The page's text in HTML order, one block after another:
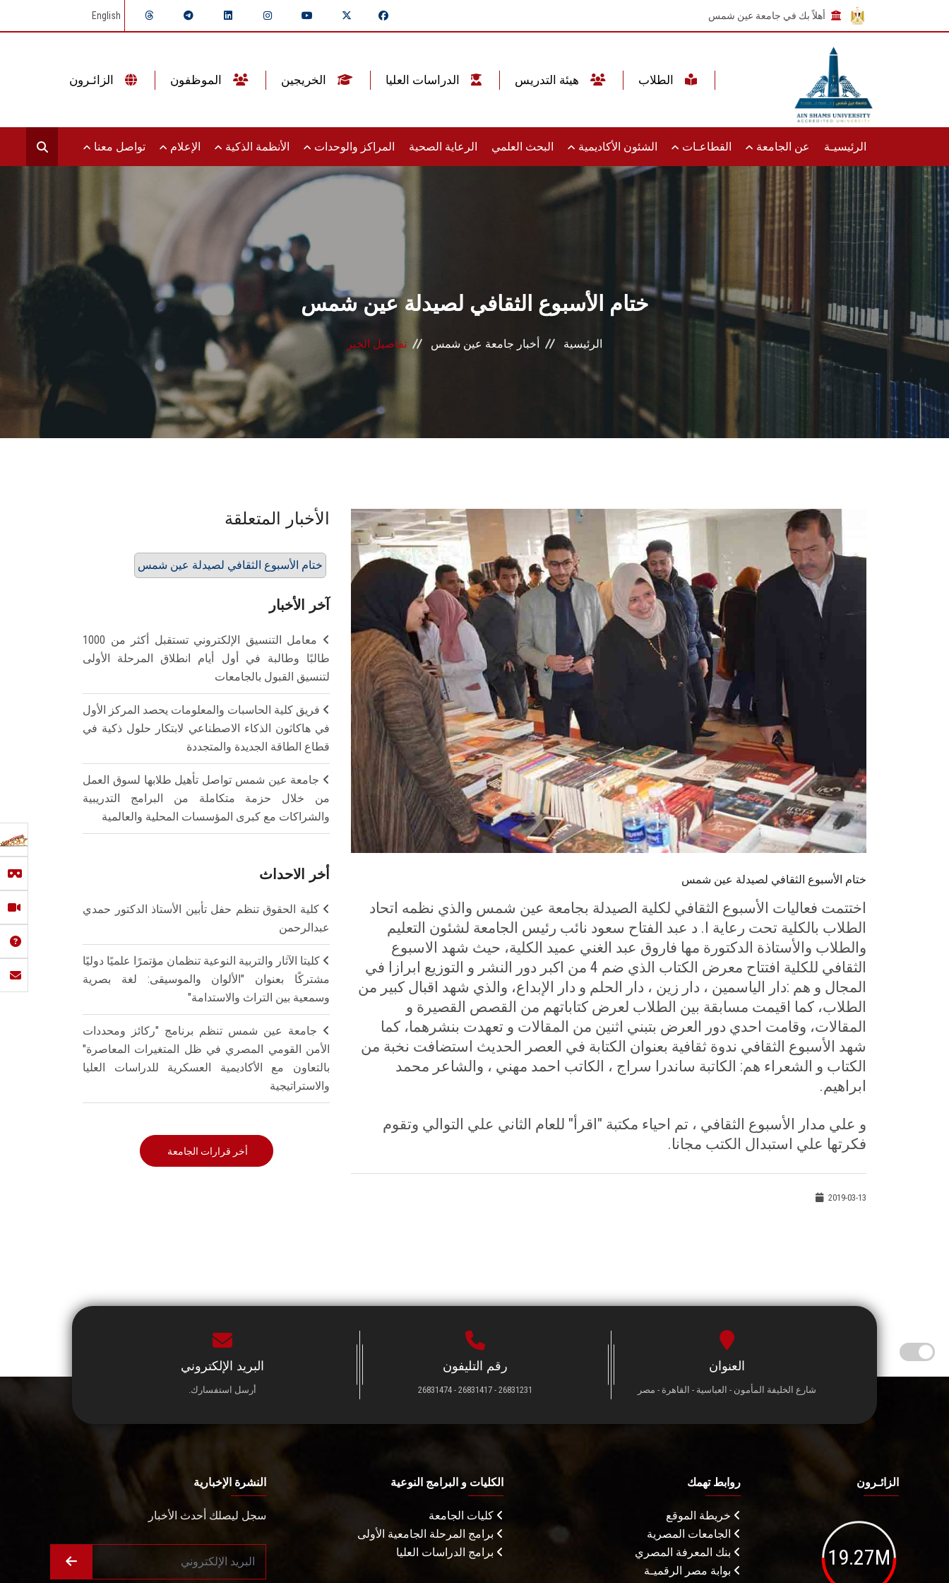
أهلاً بك في جامعة عين شمس English
الرئيسيـة عن الجامعة القطاعـات الشئون الأكاديمية البحث العلمي الرعاية الصحية المراكز والوحدات الأنظمة الذكية الإعلام تواصل معنا
ختام الأسبوع الثقافي لصيدلة عين شمس
الرئيسية أخبار جامعة عين شمس تفاصيل الخبر
ختام الأسبوع الثقافي لصيدلة عين شمس
اختتمت فعاليات الأسبوع الثقافي لكلية الصيدلة بجامعة عين شمس والذي نظمه اتحاد
الطلاب بالكلية تحت رعاية ا. د عبد الفتاح سعود نائب رئيس الجامعة لشئون التعليم
والطلاب والأستاذة الدكتورة مها فاروق عبد الغني عميد الكلية، حيث شهد الاسبوع
الثقافي للكلية افتتاح معرض الكتاب الذي ضم 4 من اكبر دور النشر و التوزيع ابرازا في
المجال و هم :دار الياسمين ، دار زين ، دار الحلم و دار الإبداع، والذي شهد اقبال كبير من
الطلاب، كما اقيمت مسابقة بين الطلاب لعرض كتاباتهم من القصص القصيرة و
المقالات، وقامت احدي دور العرض بتبني اثنين من المقالات و تعهدت بنشرهما، كما
شهد الأسبوع الثقافي ندوة ثقافية بعنوان الكتابة في العصر الحديث استضافت نخبة من
الكتاب و الشعراء هم: الكاتبة ساندرا سراج ، الكاتب احمد مهني ، والشاعر محمد
ابراهيم.
و علي مدار الأسبوع الثقافي ، تم احياء مكتبة "اقرأ" للعام الثاني علي التوالي وتقوم
فكرتها علي استبدال الكتب مجانا.
2019-03-13
الأخبار المتعلقة
ختام الأسبوع الثقافي لصيدلة عين شمس
آخر الأخبار
معامل التنسيق الإلكتروني تستقبل أكثر من 1000
طالبًا وطالبة في أول أيام انطلاق المرحلة الأولى
لتنسيق القبول بالجامعات
فريق كلية الحاسبات والمعلومات يحصد المركز الأول
في هاكاثون الذكاء الاصطناعي لابتكار حلول ذكية في
قطاع الطاقة الجديدة والمتجددة
جامعة عين شمس تواصل تأهيل طلابها لسوق العمل
من خلال حزمة متكاملة من البرامج التدريبية
والشراكات مع كبرى المؤسسات المحلية والعالمية
أخر الاحداث
كلية الحقوق تنظم حفل تأبين الأستاذ الدكتور حمدي
عبدالرحمن
كليتا الآثار والتربية النوعية تنظمان مؤتمرًا علميًا دوليًا
مشتركًا بعنوان "الألوان والموسيقى: لغة بصرية
وسمعية بين التراث والاستدامة"
جامعة عين شمس تنظم برنامج "ركائز ومحددات
الأمن القومي المصري في ظل المتغيرات المعاصرة"
بالتعاون مع الأكاديمية العسكرية للدراسات العليا
والاستراتيجية
أخر قرارات الجامعة
العنوان
شارع الخليفة المأمون - العباسية - القاهرة - مصر
رقم التليفون
26831231 - 26831417 - 26831474
البريد الإلكتروني
أرسل استفسارك.
الزائـرون
19.27M
روابط تهمك
خريطة الموقع
الجامعات المصرية
بنك المعرفة المصري
بوابة مصر الرقميـة
الكليات و البرامج النوعية
كليات الجامعة
برامج المرحلة الجامعية الأولى
برامج الدراسات العليا
النشرة الإخبارية
سجل ليصلك أحدث الأخبار